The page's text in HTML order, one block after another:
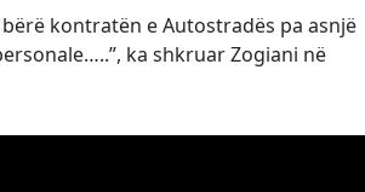
kontratën e Autostradës pa asnjë
ka shkruar Zogiani në